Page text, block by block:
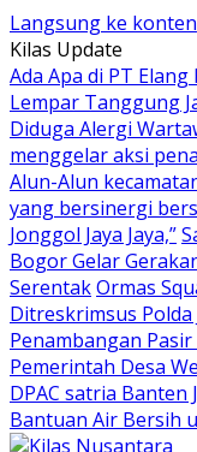
Langsung ke konten
Kilas Update
Ada Apa di PT
Lempar Tanggung
Diduga Alergi
menggelar aksi
Alun-Alun
yang bersinergi
Jonggol Jaya Jaya,”
Bogor Gelar
SerentakOrmas
Ditreskrimsus
Penambangan
Pemerintah Desa
DPAC satria
Bantuan Air Bersih